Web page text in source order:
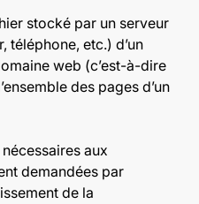
stocké par un serveur
téléphone, etc.) d’un
web (c’est-à-dire
des pages d’un
aux
demandées par
de la